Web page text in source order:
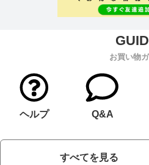
お買い物
ヘルプ Q&A
すべてを見る